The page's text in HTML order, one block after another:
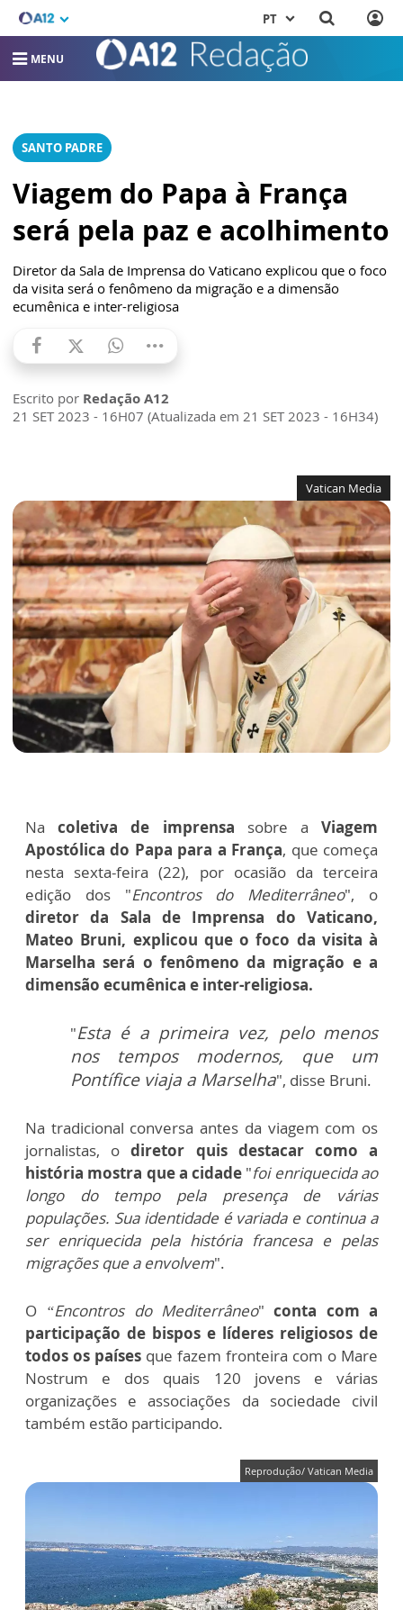
PT
MENU
SANTO PADRE
Viagem do Papa à França
será pela paz e acolhimento
Diretor da Sala de Imprensa do Vaticano explicou que o foco
da visita será o fenômeno da migração e a dimensão
ecumênica e inter-religiosa
Escrito por Redação A12
21 SET 2023 - 16H07 (Atualizada em 21 SET 2023 - 16H34)
Vatican Media
Nacoletiva de imprensa sobre aViagem
Apostólica do Papa para a França, que começa
nesta sexta-feira (22), por ocasião da terceira
edição dos "Encontros do Mediterrâneo", o
diretor da Sala de Imprensa do Vaticano,
Mateo Bruni, explicou que o foco da visita à
Marselha será o fenômeno da migração e a
dimensão ecumênica e inter-religiosa.
"Esta é a primeira vez, pelo menos
nos tempos modernos, que um
Pontífice viaja a Marselha", disse Bruni.
Na tradicional conversa antes da viagem com os
jornalistas, o diretor quis destacar como a
história mostra que a cidade "foi enriquecida ao
longo do tempo pela presença de várias
populações. Sua identidade é variada e continua a
ser enriquecida pela história francesa e pelas
migrações que a envolvem".
O “Encontros do Mediterrâneo" conta com a
participação de bispos e líderes religiosos de
todos os países que fazem fronteira com o Mare
Nostrum e dos quais 120 jovens e várias
organizações e associações da sociedade civil
também estão participando.
Reprodução/ Vatican Media